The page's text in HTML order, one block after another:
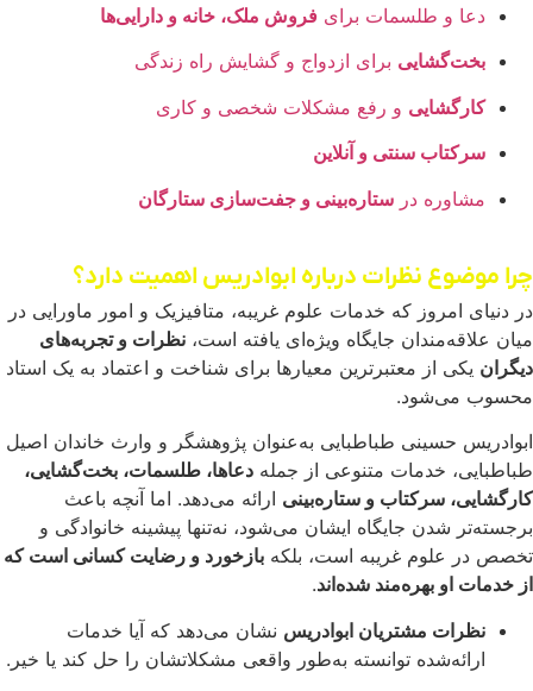
دعا و طلسمات برای فروش ملک، خانه و دارایی‌ها
بخت‌گشایی برای ازدواج و گشایش راه زندگی
کارگشایی و رفع مشکلات شخصی و کاری
سرکتاب سنتی و آنلاین
مشاوره در ستاره‌بینی و جفت‌سازی ستارگان
چرا موضوع نظرات درباره ابوادریس اهمیت دارد؟
در دنیای امروز که خدمات علوم غریبه، متافیزیک و امور ماورایی در
میان علاقه‌مندان جایگاه ویژه‌ای یافته است، نظرات و تجربه‌های
دیگران یکی از معتبرترین معیارها برای شناخت و اعتماد به یک استاد
محسوب می‌شود.
ابوادریس حسینی طباطبایی به‌عنوان پژوهشگر و وارث خاندان اصیل
طباطبایی، خدمات متنوعی از جمله دعاها، طلسمات، بخت‌گشایی،
کارگشایی، سرکتاب و ستاره‌بینی ارائه می‌دهد. اما آنچه باعث
برجسته‌تر شدن جایگاه ایشان می‌شود، نه‌تنها پیشینه خانوادگی و
تخصص در علوم غریبه است، بلکه بازخورد و رضایت کسانی است که
از خدمات او بهره‌مند شده‌اند.
نظرات مشتریان ابوادریس نشان می‌دهد که آیا خدمات
ارائه‌شده توانسته به‌طور واقعی مشکلاتشان را حل کند یا خیر.